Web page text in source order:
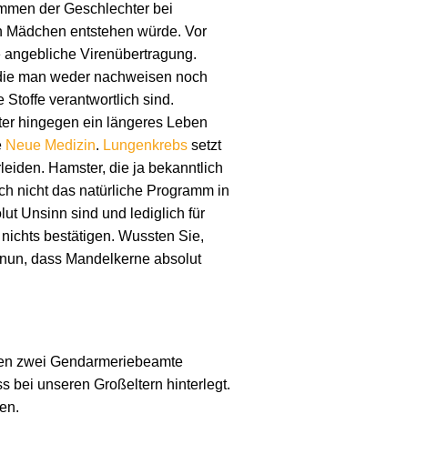
der Geschlechter bei
entstehen würde. Vor
Virenübertragung.
man weder nachweisen noch
Stoffe verantwortlich sind.
hingegen ein längeres Leben
Neue Medizin. Lungenkrebs setzt
Hamster, die ja bekanntlich
nicht das natürliche Programm in
Unsinn sind und lediglich für
bestätigen. Wussten Sie,
dass Mandelkerne absolut
zwei Gendarmeriebeamte
bei unseren Großeltern hinterlegt.